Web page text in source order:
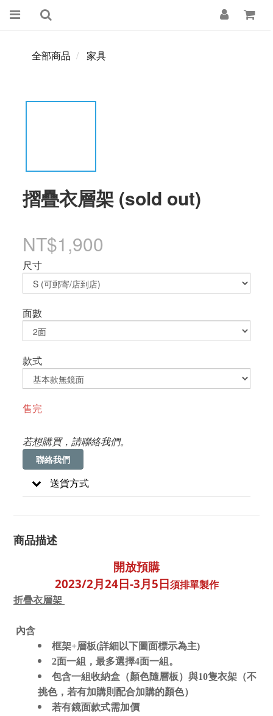
全部商品 家具
摺疊衣層架 (sold out)
NT$1,900
尺寸
面數
款式
售完
若想購買，請聯絡我們。
聯絡我們
送貨方式
商品描述
開放預購
2023/2月24日-3月5日須排單製作
折疊衣層架
內含
框架+層板(詳細以下圖面標示為主)
2面一組，最多選擇4面一組。
包含一組收納盒（顏色隨層板）與10隻衣架（不
挑色，若有加購則配合加購的顏色）
若有鏡面款式需加價